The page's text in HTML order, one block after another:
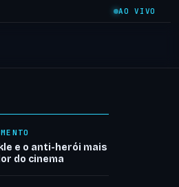
AO VIVO
e o anti-herói mais
do cinema